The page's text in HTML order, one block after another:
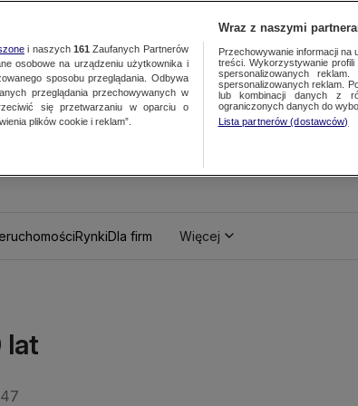
RynkiDla firm Więcej
lat
i naszych 161 Zaufanych Partnerów
osobowe na urządzeniu użytkownika i
sposobu przeglądania. Odbywa
przeglądania przechowywanych w
się przetwarzaniu w oparciu o
plików cookie i reklam”.
Wraz z naszymi
Przechowywanie informacji na
treści. Wykorzystywanie
spersonalizowanych
spersonalizowanych reklam.
lub kombinacji danych z
ograniczonych danych do
Lista partnerów (dostawców)